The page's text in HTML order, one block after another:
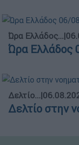
Ώρα Ελλάδος...|
Ώρα Ελλάδος
Δελτίο...|
Δελτίο στην